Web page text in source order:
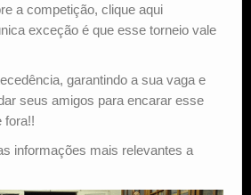
a competição, clique aqui
exceção é que esse torneio vale
garantindo a sua vaga e
seus amigos para encarar esse
fora!!
informações mais relevantes a